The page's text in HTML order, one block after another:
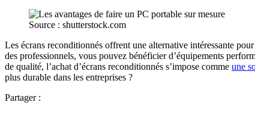
Source : shutterstock.com
Les écrans reconditionnés offrent une alternative intéressante
des professionnels, vous pouvez bénéficier d’équipements
de qualité, l’achat d’écrans reconditionnés s’impose comme une
plus durable dans les entreprises ?
Partager :